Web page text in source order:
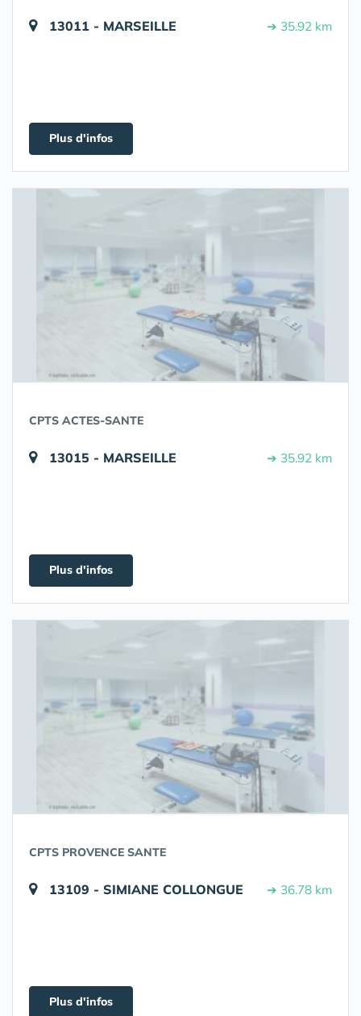
13011 - MARSEILLE ➔ 35.92 km
Plus d'infos
CPTS ACTES-SANTE
13015 - MARSEILLE ➔ 35.92 km
Plus d'infos
CPTS PROVENCE SANTE
13109 - SIMIANE COLLONGUE ➔ 36.78 km
Plus d'infos